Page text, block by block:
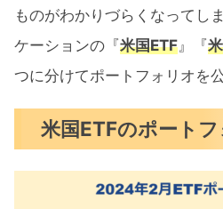
ものがわかりづらくなってし
ケーションの『米国ETF 』『
つに分けてポートフォリオを
米国ETFのポート